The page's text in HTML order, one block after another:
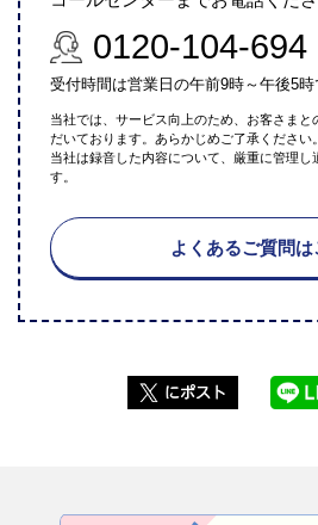
0120-104-694
受付時間は営業日の午前9時～午後5時
当社では、サービス向上のため、お客さまと
だいております。あらかじめご了承ください。
当社は録音した内容について、厳重に管理し
す。
よくあるご質問は